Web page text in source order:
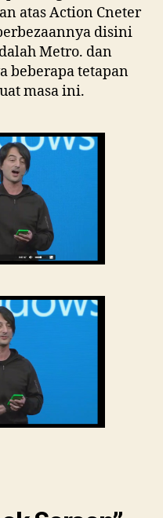
atas Action Cneter
disini
Metro. dan
beberapa tetapan
masa ini.